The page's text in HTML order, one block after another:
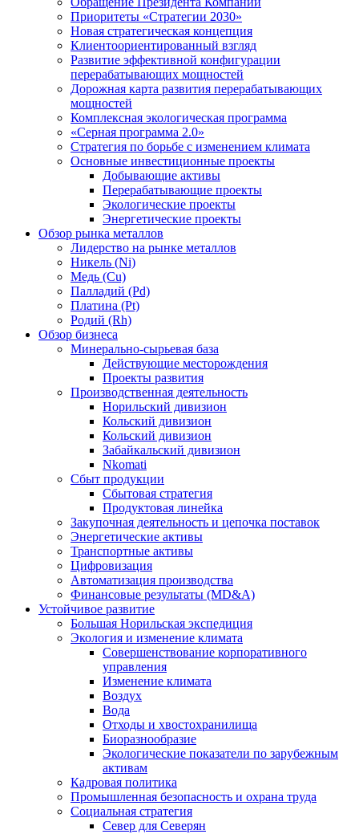
Приоритеты «Стратегии 2030»
Новая стратегическая концепция
Клиентоориентированный взгляд
Развитие эффективной конфигурации
перерабатывающих мощностей
Дорожная карта развития перерабатывающих
мощностей
Комплексная экологическая программа
«Серная программа 2.0»
Стратегия по борьбе с изменением климата
Основные инвестиционные проекты
Добывающие активы
Перерабатывающие проекты
Экологические проекты
Энергетические проекты
Обзор рынка металлов
Лидерство на рынке металлов
Никель (Ni)
Медь (Cu)
Палладий (Pd)
Платина (Pt)
Родий (Rh)
Обзор бизнеса
Минерально-сырьевая база
Действующие месторождения
Проекты развития
Производственная деятельность
Норильский дивизион
Кольский дивизион
Кольский дивизион
Забайкальский дивизион
Nkomati
Сбыт продукции
Сбытовая стратегия
Продуктовая линейка
Закупочная деятельность и цепочка поставок
Энергетические активы
Транспортные активы
Цифровизация
Автоматизация производства
Финансовые результаты (MD&A)
Устойчивое развитие
Большая Норильская экспедиция
Экология и изменение климата
Совершенствование корпоративного
управления
Изменение климата
Воздух
Вода
Отходы и хвостохранилища
Биоразнообразие
Экологические показатели по зарубежным
активам
Кадровая политика
Промышленная безопасность и охрана труда
Социальная стратегия
Север для Северян